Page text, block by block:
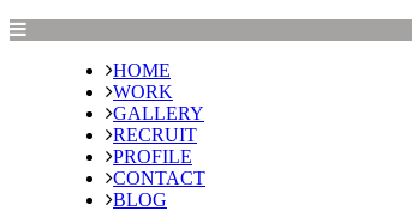
HOME
WORK
GALLERY
RECRUIT
PROFILE
CONTACT
BLOG